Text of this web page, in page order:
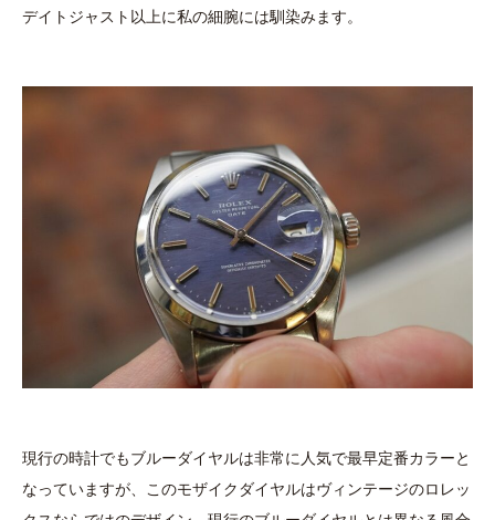
デイトジャスト以上に私の細腕には馴染みます。
現行の時計でもブルーダイヤルは非常に人気で最早定番カラーと
なっていますが、このモザイクダイヤルはヴィンテージのロレッ